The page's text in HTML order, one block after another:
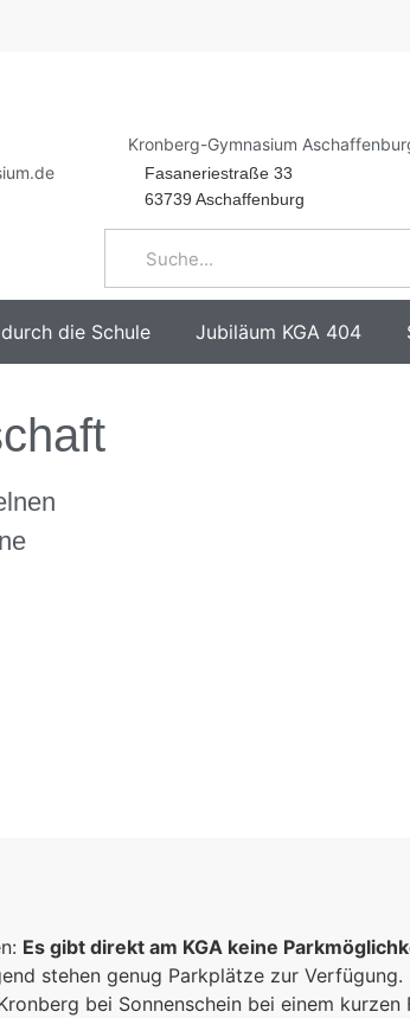
Kronberg-Gymnasium
Fasaneriestraße 33
63739 Aschaffenburg
die Schule Jubiläum KGA 404
Es gibt direkt am KGA keine
stehen genug Parkplätze zur Verfügung.
bei Sonnenschein bei einem kurzen